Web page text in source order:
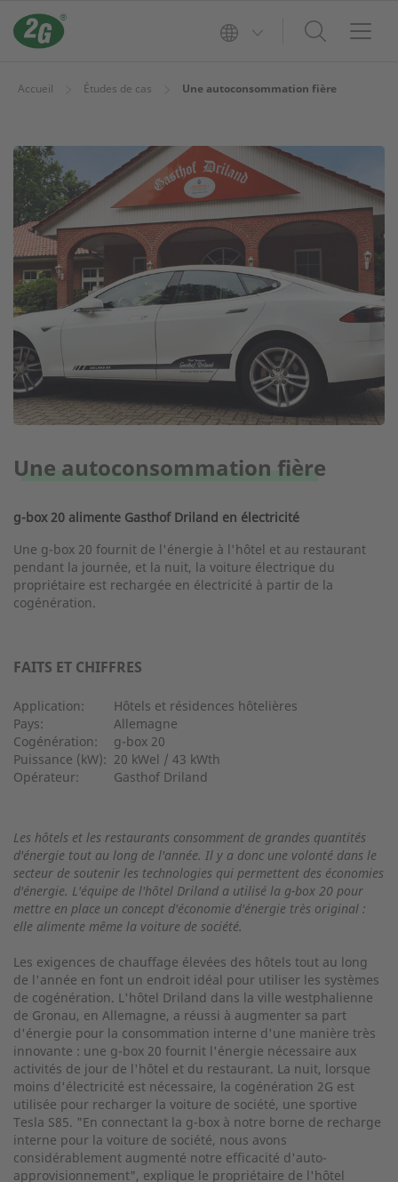
Accueil Études de cas Une autoconsommation fière
Une autoconsommation fière
g-box 20 alimente Gasthof Driland en électricité
Une g-box 20 fournit de l'énergie à l'hôtel et au restaurant
pendant la journée, et la nuit, la voiture électrique du
propriétaire est rechargée en électricité à partir de la
cogénération.
FAITS ET CHIFFRES
Application:
Hôtels et résidences hôtelières
Pays:
Allemagne
Cogénération:
g-box 20
Puissance (kW): 20 kWel / 43 kWth
Opérateur:
Gasthof Driland
Les hôtels et les restaurants consomment de grandes quantités
d'énergie tout au long de l'année. Il y a donc une volonté dans le
secteur de soutenir les technologies qui permettent des économies
d'énergie. L'équipe de l'hôtel Driland a utilisé la g-box 20 pour
mettre en place un concept d'économie d'énergie très original :
elle alimente même la voiture de société.
Les exigences de chauffage élevées des hôtels tout au long
de l'année en font un endroit idéal pour utiliser les systèmes
de cogénération. L'hôtel Driland dans la ville westphalienne
de Gronau, en Allemagne, a réussi à augmenter sa part
d'énergie pour la consommation interne d'une manière très
innovante : une g-box 20 fournit l'énergie nécessaire aux
activités de jour de l'hôtel et du restaurant. La nuit, lorsque
moins d'électricité est nécessaire, la cogénération 2G est
utilisée pour recharger la voiture de société, une sportive
Tesla S85. "En connectant la g-box à notre borne de recharge
interne pour la voiture de société, nous avons
considérablement augmenté notre efficacité d'auto-
approvisionnement", explique le propriétaire de l'hôtel